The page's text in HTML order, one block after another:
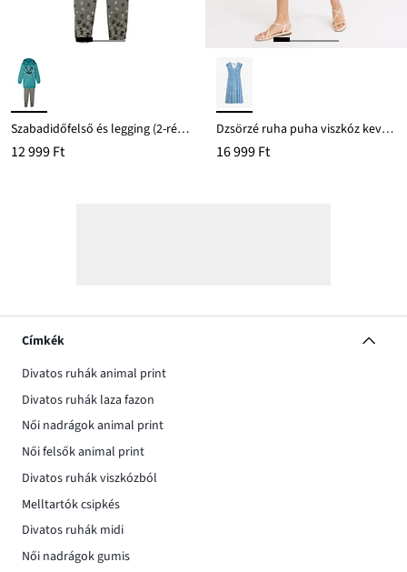
Szabadidőfelső és legging (2-részes szett) bio-pamut keverékből
12 999 Ft
Dzsörzé ruha puha viszkóz keverékből
16 999 Ft
Címkék
Divatos ruhák animal print
Divatos ruhák laza fazon
Női nadrágok animal print
Női felsők animal print
Divatos ruhák viszkózból
Melltartók csipkés
Divatos ruhák midi
Női nadrágok gumis